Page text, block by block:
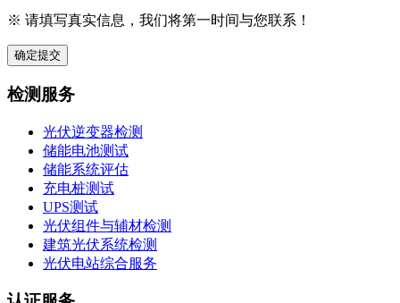
※ 请填写真实信息，我们将第一时间与您联系！
确定提交
检测服务
光伏逆变器检测
储能电池测试
储能系统评估
充电桩测试
UPS测试
光伏组件与辅材检测
建筑光伏系统检测
光伏电站综合服务